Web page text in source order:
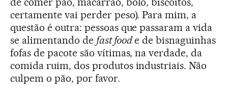
certamente vai perder peso). Para mim, a
questão é outra: pessoas que passaram a vida
se alimentando de fast foode de bisnaguinhas
fofas de pacote são vítimas, na verdade, da
comida ruim, dos produtos industriais. Não
culpem o pão, por favor.